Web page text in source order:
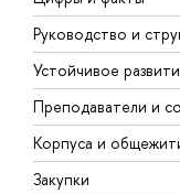
Руководство и
Устойчивое
Преподаватели и
Корпуса и
Закупки